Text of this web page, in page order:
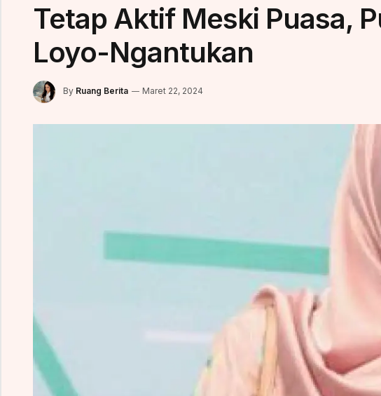
Tetap Aktif Meski Puasa,
Loyo-Ngantukan
By Ruang Berita Maret 22, 2024